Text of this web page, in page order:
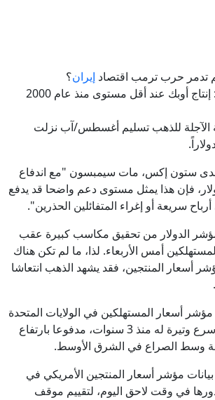
البلدين؟
هرمز وطهران تتعهد بالدفاع عن مذكرة
التفاهم
إيران؟
* list 2 of 2 رويترز: إنتاج أوبك عند أقل مستوى منذ عام 2000
الآجلة للذهب تسليم أغسطس/آب نزلت
لدى ستون إكس، مات سيمبسون "مع اندفاع
نحو 4000 دولار، فإن هذا يمثل مستوى دعم واضحا قد يدفع
سريعة أو إغراء المتفائلين الحذرين".
الدولار من تحقيق مكاسب كبيرة عقب
أمس الأربعاء. لذا، ما لم تكن هناك
أسعار المنتجين، فقد يشهد الذهب انتعاشا
أسعار المستهلكين في الولايات المتحدة
ارتفع في مايو/أيار بأسرع وتيرة له منذ 3 سنوات، مدفوعا ⁠⁠بارتفاع
وسط الصراع في الشرق الأوسط.
بيانات مؤشر أسعار المنتجين الأمريكي في
في وقت لاحق اليوم، لتقييم موقف